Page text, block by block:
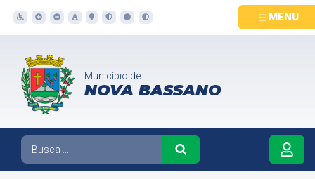
MENU
Município de
NOVA BASSANO